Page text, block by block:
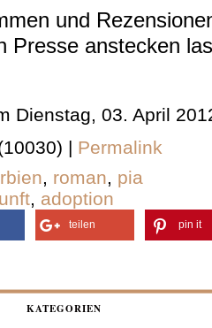
und
Presse anstecken
Dienstag, 03. April
| Permalink
, roman, pia
, adoption
teilen pin it
KATEGORIEN